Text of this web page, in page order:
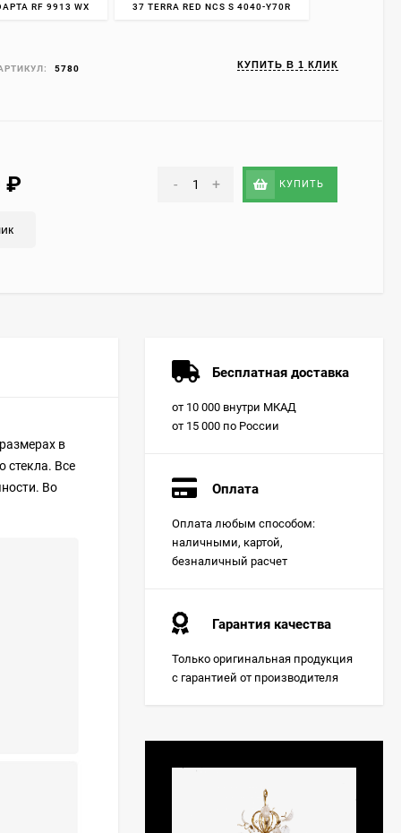
RF 9913 WX 37 TERRA RED NCS S 4040-Y70R
5780 КУПИТЬ В 1 КЛИК
₽ - + КУПИТЬ
в
стекла. Все
Во
Бесплатная доставка
от 10 000 внутри МКАД
от 15 000 по России
Оплата
Оплата любым способом:
наличными, картой,
безналичный расчет
Гарантия качества
Только оригинальная продукция
с гарантией от производителя